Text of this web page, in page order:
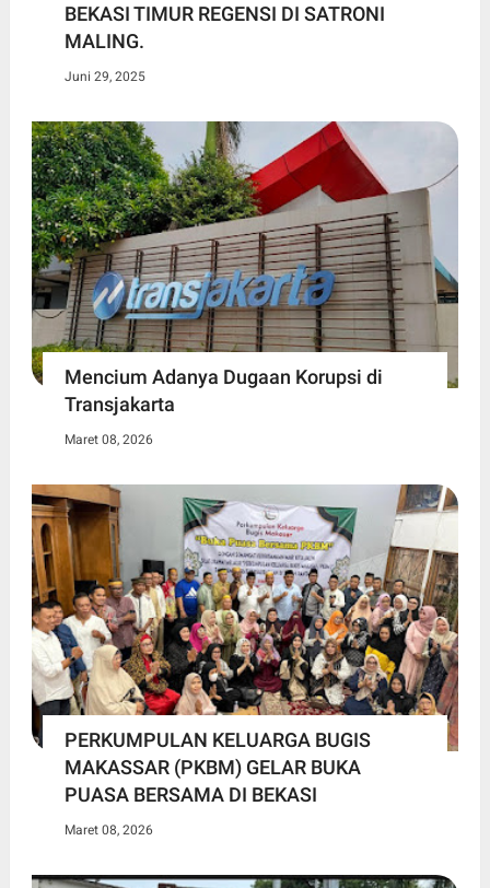
BEKASI TIMUR REGENSI DI SATRONI
MALING.
Juni 29, 2025
Mencium Adanya Dugaan Korupsi di
Transjakarta
Maret 08, 2026
PERKUMPULAN KELUARGA BUGIS
MAKASSAR (PKBM) GELAR BUKA
PUASA BERSAMA DI BEKASI
Maret 08, 2026